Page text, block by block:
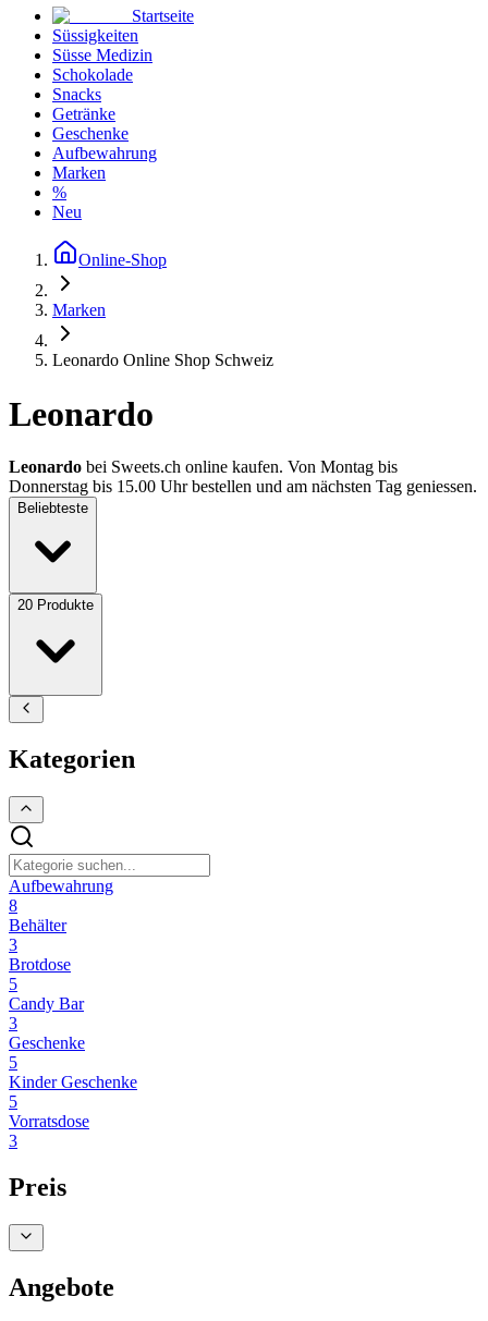
Startseite
Süssigkeiten
Süsse Medizin
Schokolade
Snacks
Getränke
Geschenke
Aufbewahrung
Marken
%
Neu
Online-Shop
Marken
Leonardo Online Shop Schweiz
Leonardo
Leonardo bei Sweets.ch online kaufen. Von Montag bis
Donnerstag bis 15.00 Uhr bestellen und am nächsten Tag geniessen.
Beliebteste
20 Produkte
Kategorien
Aufbewahrung
8
Behälter
3
Brotdose
5
Candy Bar
3
Geschenke
5
Kinder Geschenke
5
Vorratsdose
3
Preis
Angebote